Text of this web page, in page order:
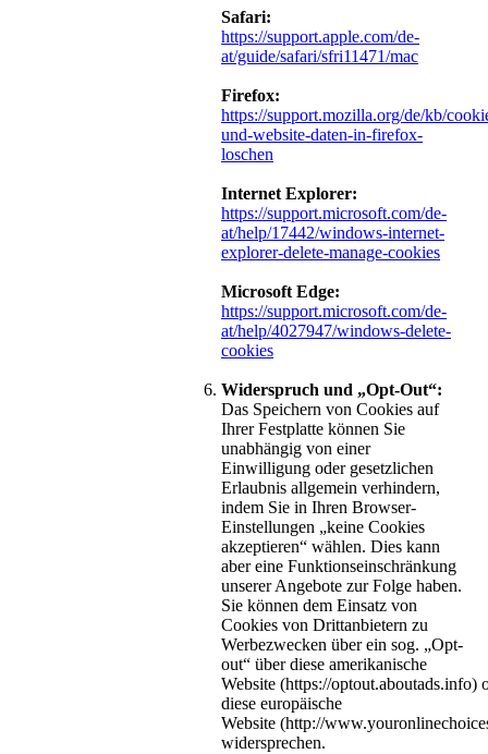
Safari:
https://support.apple.com/de-
at/guide/safari/sfri11471/mac
Firefox:
https://support.mozilla.org/de/kb/
und-website-daten-in-firefox-
loschen
Internet Explorer:
https://support.microsoft.com/de-
at/help/17442/windows-internet-
explorer-delete-manage-cookies
Microsoft Edge:
https://support.microsoft.com/de-
at/help/4027947/windows-delete-
cookies
Widerspruch und „Opt-Out“:
Das Speichern von Cookies auf
Ihrer Festplatte können Sie
unabhängig von einer
Einwilligung oder gesetzlichen
Erlaubnis allgemein verhindern,
indem Sie in Ihren Browser-
Einstellungen „keine Cookies
akzeptieren“ wählen. Dies kann
aber eine Funktionseinschränkung
unserer Angebote zur Folge haben.
Sie können dem Einsatz von
Cookies von Drittanbietern zu
Werbezwecken über ein sog. „Opt-
out“ über diese amerikanische
Website (https://optout.aboutads.info)
diese europäische
Website (http://
widersprechen.